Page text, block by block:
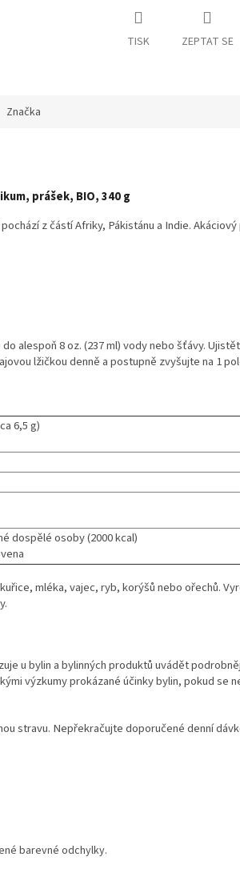
TISK ZEPTAT SE
Značka
prášek, BIO, 340 g
z částí Afriky, Pákistánu a Indie.
alespoň 8 oz. (237 ml) vody nebo šťávy.
lžičkou denně a postupně zvyšujte na 1
6,5 ​​g)
dospělé osoby (2000 kcal)
mléka, vajec, ryb, korýšů nebo ořechů.
u bylin a bylinných produktů uvádět
výzkumy prokázané účinky bylin, pokud se
stravu. Nepřekračujte doporučené denní
barevné odchylky.